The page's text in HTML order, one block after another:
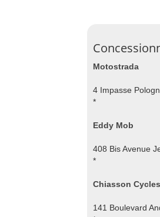
Motostrada
4 Impasse
*
Eddy Mob
408 Bis Avenue
*
Chiasson Cycles
141 Boulevard